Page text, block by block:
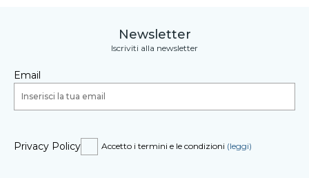
Newsletter
Iscriviti alla newsletter
Email
Privacy Policy Accetto i termini e le condizioni (leggi)